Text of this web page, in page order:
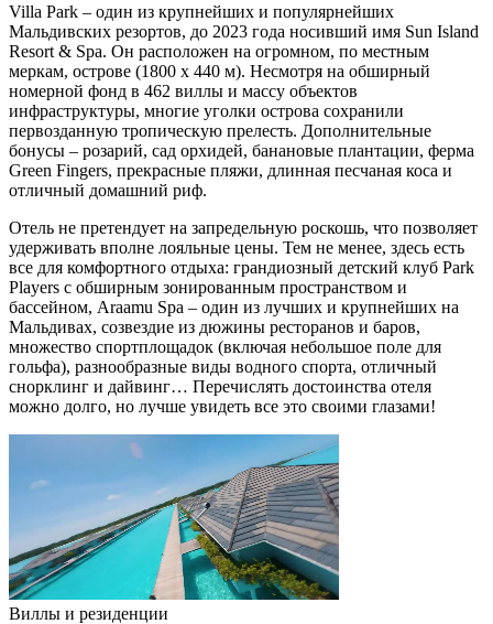
Villa Park – один из крупнейших и популярнейших
Мальдивских резортов, до 2023 года носивший имя Sun Island
Resort & Spa. Он расположен на огромном, по местным
меркам, острове (1800 x 440 м). Несмотря на обширный
номерной фонд в 462 виллы и массу объектов
инфраструктуры, многие уголки острова сохранили
первозданную тропическую прелесть. Дополнительные
бонусы – розарий, сад орхидей, банановые плантации, ферма
Green Fingers, прекрасные пляжи, длинная песчаная коса и
отличный домашний риф.
Отель не претендует на запредельную роскошь, что позволяет
удерживать вполне лояльные цены. Тем не менее, здесь есть
все для комфортного отдыха: грандиозный детский клуб Park
Players с обширным зонированным пространством и
бассейном, Araamu Spa – один из лучших и крупнейших на
Мальдивах, созвездие из дюжины ресторанов и баров,
множество спортплощадок (включая небольшое поле для
гольфа), разнообразные виды водного спорта, отличный
снорклинг и дайвинг… Перечислять достоинства отеля
можно долго, но лучше увидеть все это своими глазами!
Виллы и резиденции